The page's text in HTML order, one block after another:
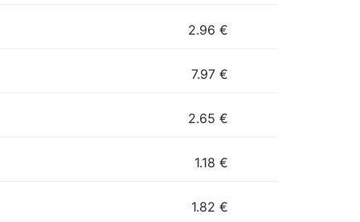
2.96 €
7.97 €
2.65 €
1.18 €
1.82 €